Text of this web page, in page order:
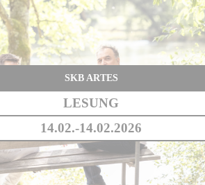
SKB ARTES
LESUNG
14.02.-14.02.2026